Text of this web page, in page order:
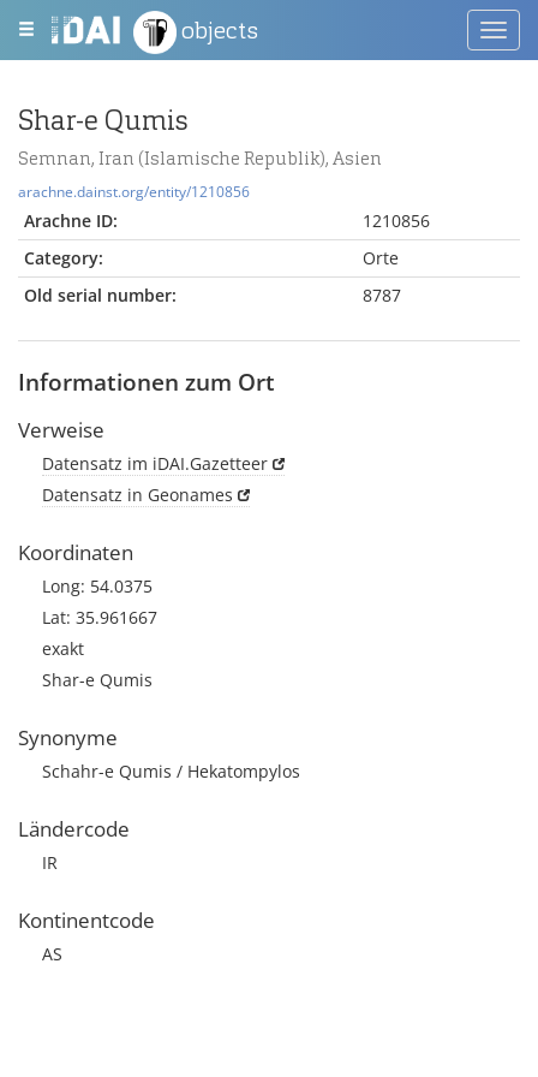
objects
Shar-e Qumis
Semnan, Iran (Islamische Republik), Asien
arachne.dainst.org/entity/1210856
Arachne ID:
1210856
Category:
Orte
Old serial number:
8787
Informationen zum Ort
Verweise
Datensatz im iDAI.Gazetteer
Datensatz in Geonames
Koordinaten
Long: 54.0375
Lat: 35.961667
exakt
Shar-e Qumis
Synonyme
Schahr-e Qumis / Hekatompylos
Ländercode
IR
Kontinentcode
AS